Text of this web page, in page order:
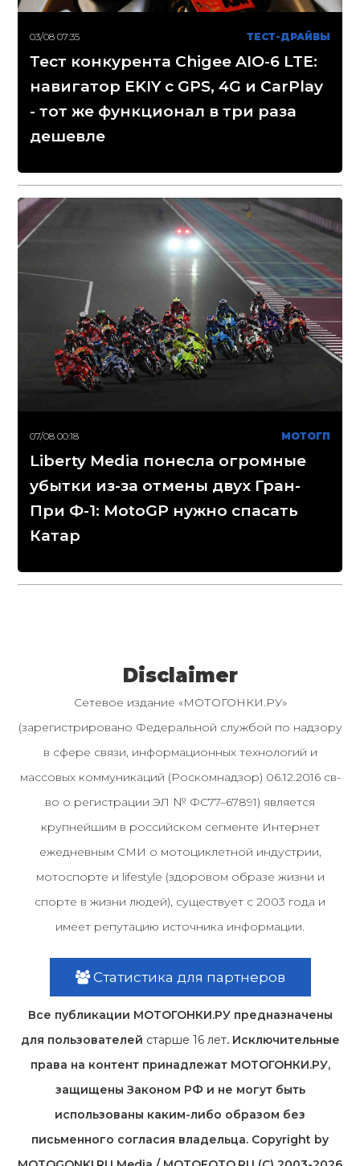
03/08 07:35 ТЕСТ-ДРАЙВЫ
Тест конкурента Chigee AIO-6 LTE:
навигатор EKIY с GPS, 4G и CarPlay
- тот же функционал в три раза
дешевле
07/08 00:18 МОТОГП
Liberty Media понесла огромные
убытки из-за отмены двух Гран-
При Ф-1: MotoGP нужно спасать
Катар
Disclaimer
Сетевое издание «МОТОГОНКИ.РУ»
(зарегистрировано Федеральной службой по надзору
в сфере связи, информационных технологий и
массовых коммуникаций (Роскомнадзор) 06.12.2016 св-
во о регистрации ЭЛ № ФС77–67891) является
крупнейшим в российском сегменте Интернет
ежедневным СМИ о мотоциклетной индустрии,
мотоспорте и lifestyle (здоровом образе жизни и
спорте в жизни людей), существует с 2003 года и
имеет репутацию источника информации.
Статистика для партнеров
Все публикации МОТОГОНКИ.РУ предназначены
для пользователей старше 16 лет. Исключительные
права на контент принадлежат МОТОГОНКИ.РУ,
защищены Законом РФ и не могут быть
использованы каким-либо образом без
письменного согласия владельца. Copyright by